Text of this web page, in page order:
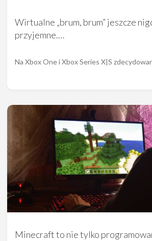
Wirtualne „brum, brum” jeszcze
przyjemne.…
Na Xbox One i Xbox Series X|S
Minecraft to nie tylko